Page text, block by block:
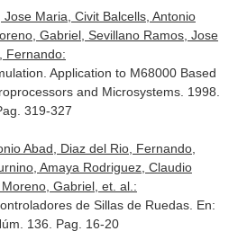
Maria, Civit Balcells, Antonio
Gabriel, Sevillano Ramos, Jose
Fernando:
Application to M68000 Based
and Microsystems. 1998.
319-327
Abad, Diaz del Rio, Fernando,
Amaya Rodriguez, Claudio
Gabriel, et. al.:
de Sillas de Ruedas. En:
136. Pag. 16-20